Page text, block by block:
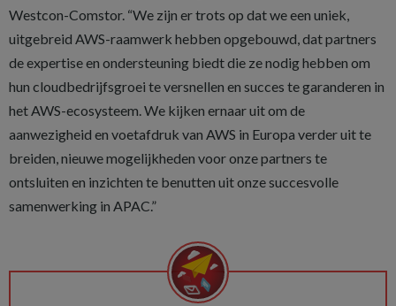
Westcon-Comstor. “We zijn er trots op dat we een uniek,
uitgebreid AWS-raamwerk hebben opgebouwd, dat partners
de expertise en ondersteuning biedt die ze nodig hebben om
hun cloudbedrijfsgroei te versnellen en succes te garanderen in
het AWS-ecosysteem. We kijken ernaar uit om de
aanwezigheid en voetafdruk van AWS in Europa verder uit te
breiden, nieuwe mogelijkheden voor onze partners te
ontsluiten en inzichten te benutten uit onze succesvolle
samenwerking in APAC.”